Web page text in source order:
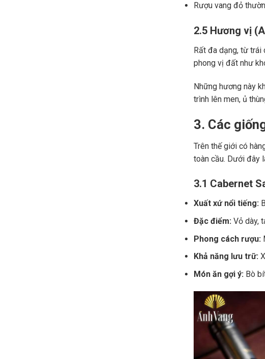
Rượu vang đỏ
2.5 Hương vị
Rất đa dạng, từ
phong vị đất như
Những hương này
trình lên men, ủ
3. Các
Trên thế giới có
toàn cầu. Dưới đây
3.1 Cabernet
Xuất xứ nổi tiếng:
Đặc điểm:Vỏ dày,
Phong cách rượu:
Khả năng lưu trữ:
Món ăn gợi ý: Bò